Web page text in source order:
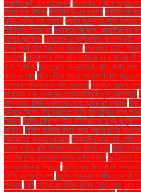
পররাষ্ট্রমন্ত্রী এস জয়শঙ্কর ভালোবাসা দিবসে যমুনায়
তিনজনকে উদ্ধার ভিটামিন ই-এর গুরুত্ব ভিটামিন বি
এইচএসসির ফল প্রকাশ মদ্যপ অবস্থায় গাড়ি চালাতে
ইউনূসের মেয়ের নয় মধ্যরাতে বিক্ষোভ: জাহাঙ্গীরনগর
আসার প্রতিবাদ মনোযোগ ও স্মৃতিশক্তি বাড়াতে ৯টি
ত্বক শুষ্ক হলে দ্রুত যা করবেন মরে যেতে চাই’:
দুরবস্থা মহাকাশে ৯ মাস বন্দী: সবচেয়ে বড় চ্যালেঞ্জ কী
ক্ষমা প্রার্থনা" মাইগ্রেনে আক্রান্তরা রোজা রাখার সময়
ওজনের আলু মাঠে লুটিয়ে পড়ার পর হাসপাতালে মৃত্যুর
ব্যানক্রফটের নাক ও কাঁধ ভেঙেছে মাতৃমৃত্যু হ্রাসে
মানচিত্র এবং তথ্য সংশোধনের বিষয়টি খুবই গুরুত্বপূর্ণ
অসুস্থতা: মির্জা ফখরুলের মেয়ে স্মৃতিচারণ করলেন মার্ক
ডোনাল্ড ট্রাম্প যদি ভারতের পণ্যে সমপরিমাণ শুল্ক
নির্বাচন মার্কিন রাষ্ট্রদূত স্টিভ উইটকফের মধ্যে
করেন। মার্কিন সামরিক বিমান আজ বুধবার দুপুরে
বিমানবন্দরে অবতরণ করেছে মিনিকেট চালের দাম
দফায় সু চির বাড়ি নিলামে বিক্রি করতে ব্যর্থ মির্জা
সংগঠক ছাড়া অন্যান্য সকল অর্গানোগ্রাম মুঠোফোন ও
বাসের ধাক্কায় নিহত ৬ মুরগির হাড় চিবানো কি
আপিলের শুনানি শেষ মৃত্যুর প্রাক্কালে মস্তিষ্কে কী
পঞ্চগড় মেটা মেট্রোরেল টিকিট বিক্রি থেকে আয় ২৪৪